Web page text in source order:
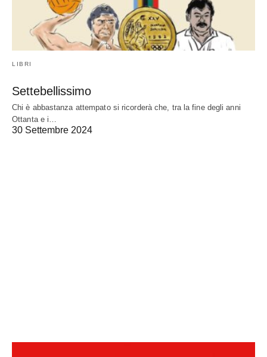
LIBRI
Settebellissimo
Chi è abbastanza attempato si ricorderà che, tra la fine degli anni
Ottanta e i…
30 Settembre 2024